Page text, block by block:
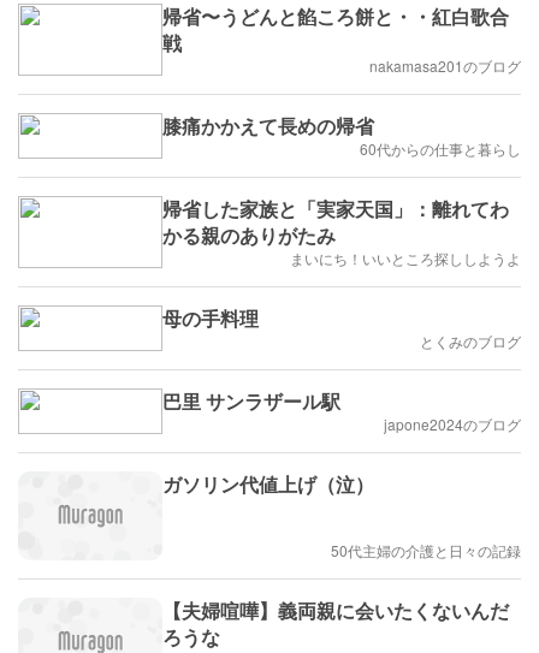
帰省〜うどんと餡ころ餅と・・紅白歌合
戦
nakamasa201のブログ
膝痛かかえて長めの帰省
60代からの仕事と暮らし
帰省した家族と「実家天国」：離れてわ
かる親のありがたみ
まいにち！いいところ探ししようよ
母の手料理
とくみのブログ
巴里 サンラザール駅
japone2024のブログ
ガソリン代値上げ（泣）
50代主婦の介護と日々の記録
【夫婦喧嘩】義両親に会いたくないんだ
ろうな